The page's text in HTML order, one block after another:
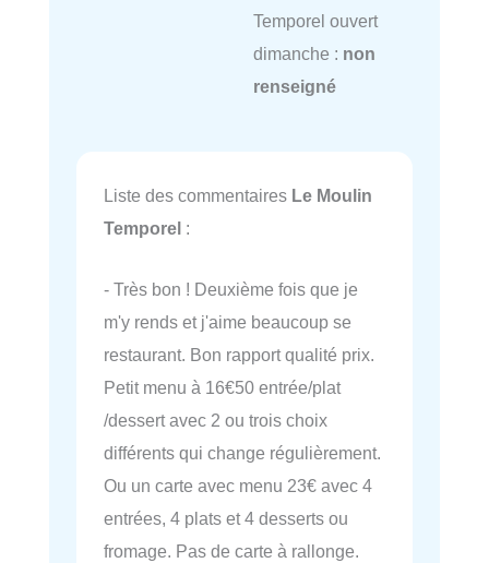
Temporel ouvert
dimanche : non
renseigné
Liste des commentaires Le Moulin
Temporel :
- Très bon ! Deuxième fois que je
m'y rends et j'aime beaucoup se
restaurant. Bon rapport qualité prix.
Petit menu à 16€50 entrée/plat
/dessert avec 2 ou trois choix
différents qui change régulièrement.
Ou un carte avec menu 23€ avec 4
entrées, 4 plats et 4 desserts ou
fromage. Pas de carte à rallonge.